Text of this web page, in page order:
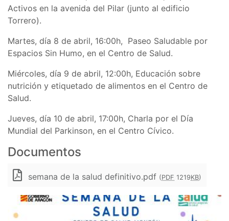
Activos en la avenida del Pilar (junto al edificio
Torrero).
Martes, día 8 de abril, 16:00h, Paseo Saludable por
Espacios Sin Humo, en el Centro de Salud.
Miércoles, día 9 de abril, 12:00h, Educación sobre
nutrición y etiquetado de alimentos en el Centro de
Salud.
Jueves, día 10 de abril, 17:00h, Charla por el Día
Mundial del Parkinson, en el Centro Cívico.
Documentos
semana de la salud definitivo.pdf (PDF 1219KB)